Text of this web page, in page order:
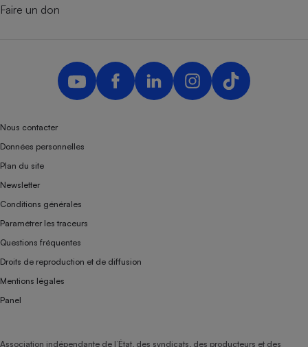
Faire un don
Nous contacter
Données personnelles
Plan du site
Newsletter
Conditions générales
Paramétrer les traceurs
Questions fréquentes
Droits de reproduction et de diffusion
Mentions légales
Panel
Association indépendante de l’État, des syndicats, des producteurs et des